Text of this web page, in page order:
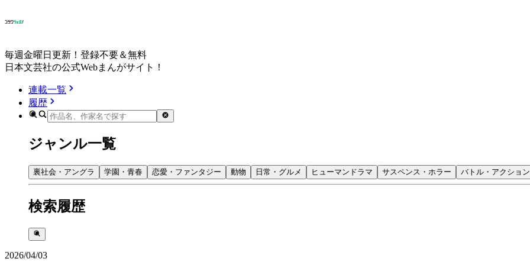
毎週金曜日更新！登録不要＆無料
日本文芸社の公式Webまんがサイト！
連載一覧
履歴
ジャンル一覧
裏社会・アングラ 学園・青春 恋愛・ファンタジー 動物 日常・グルメ ヒューマンドラマ サスペンス・ホラー バトル・アクション
検索履歴
2026/04/03